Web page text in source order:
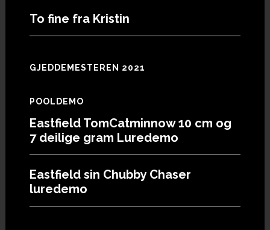
To fine fra Kristin
GJEDDEMESTEREN 2021
POOLDEMO
Eastfield TomCatminnow 10 cm og
7 deilige gram Luredemo
Eastfield sin Chubby Chaser
luredemo